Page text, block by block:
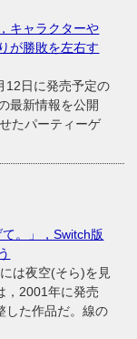
キャラクターや
が勝敗を左右す
日に発売予定の
最新情報を公開
たパーティーゲ
。」，Switch版
は夜空(そら)を見
2001年に発売
した作品だ。線の